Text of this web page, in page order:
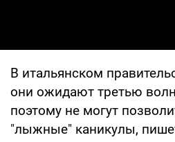
В итальянском
они ожидают третью
поэтому не могут
"лыжные" каникулы,